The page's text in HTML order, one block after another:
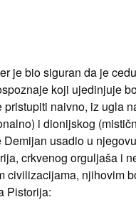
je bio siguran da je
koji ujedinjuje
pristupiti naivno, iz ugla
i dionijskog
Demijan usadio u
crkvenog orguljaša i
civilizacijama, njihovim
Pistorija: